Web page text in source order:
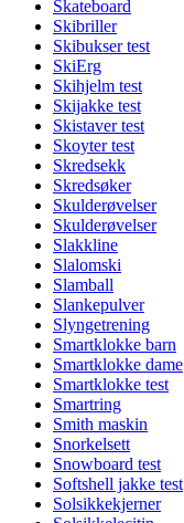
Skateboard
Skibriller
Skibukser test
SkiErg
Skihjelm test
Skijakke test
Skistaver test
Skoyter test
Skredsekk
Skredsøker
Skulderøvelser
Skulderøvelser
Slakkline
Slalomski
Slamball
Slankepulver
Slyngetrening
Smartklokke barn
Smartklokke dame
Smartklokke test
Smartring
Smith maskin
Snorkelsett
Snowboard test
Softshell jakke test
Solsikkekjerner